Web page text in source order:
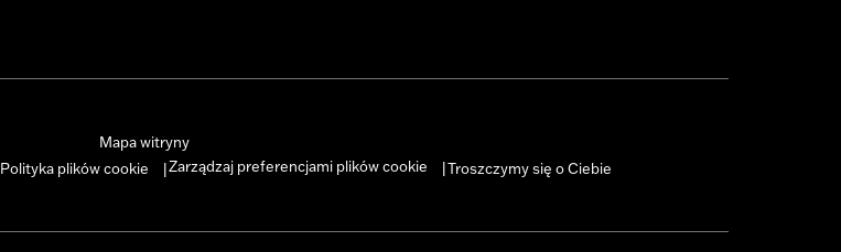
Mapa witryny
Polityka plików cookie Zarządzaj preferencjami plików cookie Troszczymy się o Ciebie